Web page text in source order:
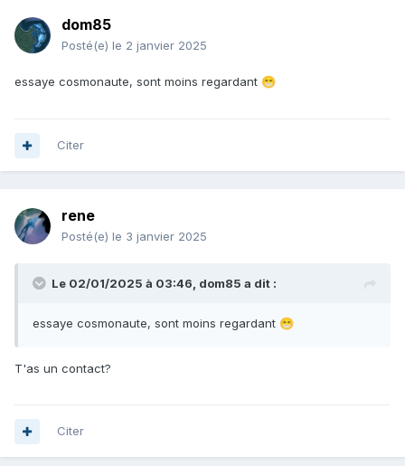
dom85
Posté(e) le 2 janvier 2025
essaye cosmonaute, sont moins regardant 😁
Citer
rene
Posté(e) le 3 janvier 2025
Le 02/01/2025 à 03:46, dom85 a dit :
essaye cosmonaute, sont moins regardant 😁
T'as un contact?
Citer